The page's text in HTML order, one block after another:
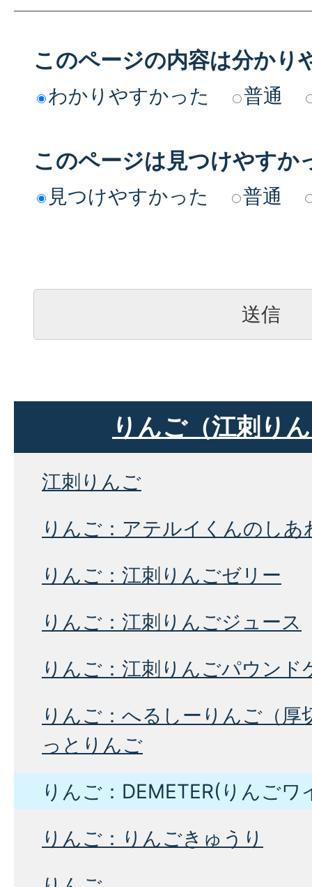
このページの内容は分かり
わかりやすかった 普通
このページは見つけやすか
見つけやすかった 普通
りんご（江刺り
江刺りんご
りんご：アテルイくんのし
りんご：江刺りんごゼリー
りんご：江刺りんごジュース
りんご：江刺りんごパウンド
りんご：へるしーりんご（厚
っとりんご
りんご：DEMETER(りんごワ
りんご：りんごきゅうり